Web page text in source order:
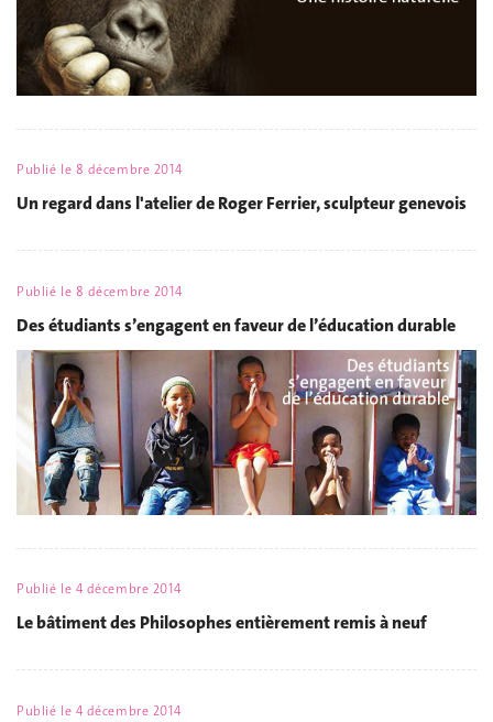
Publié le 8 décembre 2014
Un regard dans l'atelier de Roger Ferrier, sculpteur genevois
Publié le 8 décembre 2014
Des étudiants s’engagent en faveur de l’éducation durable
Publié le 4 décembre 2014
Le bâtiment des Philosophes entièrement remis à neuf
Publié le 4 décembre 2014